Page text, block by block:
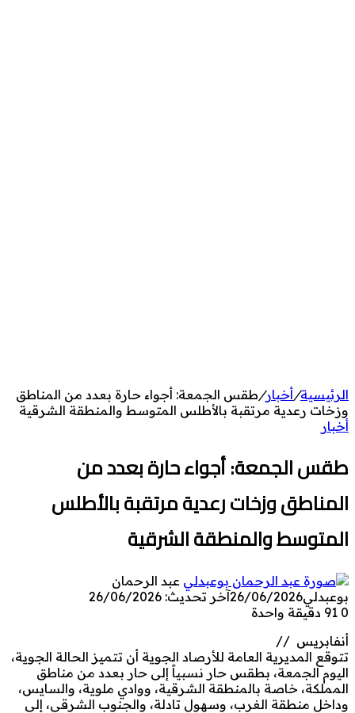
الرئيسية/أخبار/طقس الجمعة: أجواء حارة بعدد من المناطق
وزخات رعدية مرتقبة بالأطلس المتوسط والمنطقة الشرقية
أخبار
طقس الجمعة: أجواء حارة بعدد من
المناطق وزخات رعدية مرتقبة بالأطلس
المتوسط والمنطقة الشرقية
عبد الرحمان
بوعبدلي26/06/2026آخر تحديث: 26/06/2026
0
دقيقة واحدة
أنفابريس //
تتوقع المديرية العامة للأرصاد الجوية أن تتميز الحالة الجوية،
اليوم الجمعة، بطقس حار نسبياً إلى حار بعدد من مناطق
المملكة، خاصة بالمنطقة الشرقية، ووادي ملوية، والسايس،
وداخل منطقة الغرب، وسهول تادلة، والجنوب الشرقي، إلى